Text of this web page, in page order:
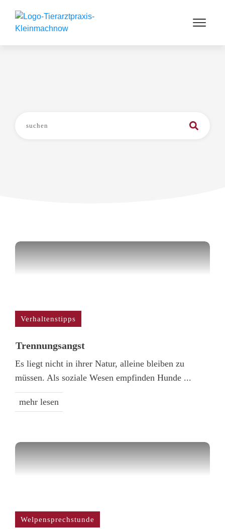
Verhaltenstipps
Trennungs­angst
Es liegt nicht in ihrer Natur, alleine bleiben zu
müssen. Als soziale Wesen empfinden Hunde ...
mehr lesen
Welpensprechstunde